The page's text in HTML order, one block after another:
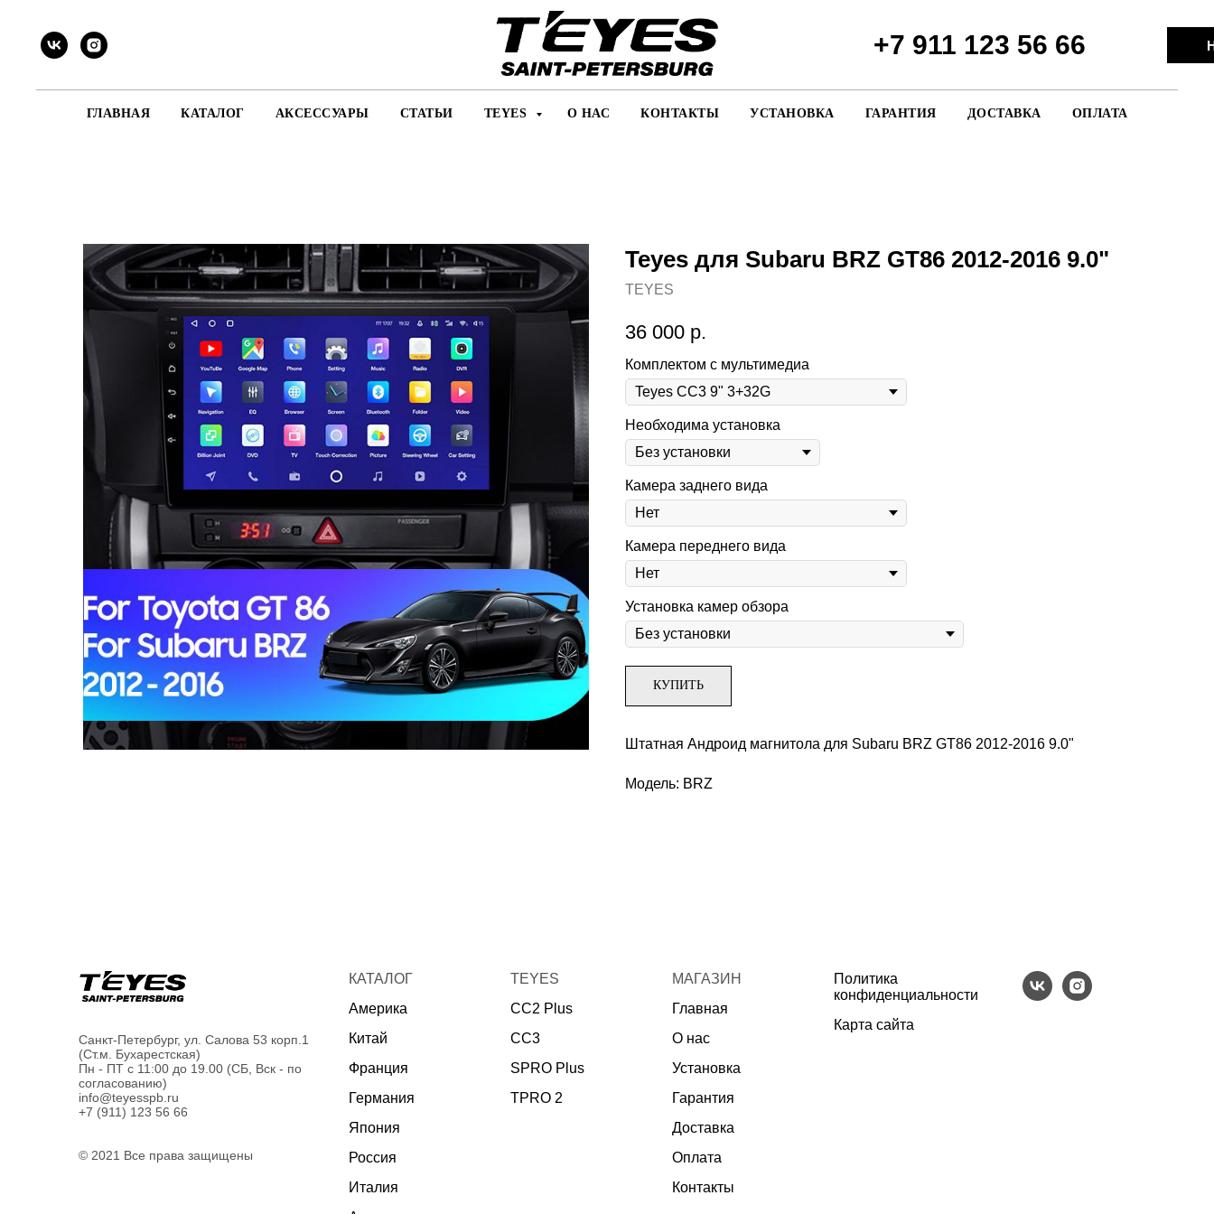
+7 911 123 56 66
ГЛАВНАЯ КАТАЛОГ АКСЕССУАРЫ СТАТЬИ TEYES О НАС КОНТАКТЫ УСТАНОВКА ГАРАНТИЯ ДОСТАВКА ОПЛАТА
Teyes для Subaru BRZ GT86 2012-2016 9.0"
TEYES
36 000 р.
Комплектом с мультимедиа
Необходима установка
Камера заднего вида
Камера переднего вида
Установка камер обзора
КУПИТЬ
Штатная Андроид магнитола для Subaru BRZ GT86 2012-2016 9.0"
Модель: BRZ
Санкт-Петербург, ул. Салова 53 корп.1
(Ст.м. Бухарестская)
Пн - ПТ с 11:00 до 19.00 (СБ, Вск - по
согласованию)
info@teyesspb.ru
+7 (911) 123 56 66
© 2021 Все права защищены
КАТАЛОГ
Америка
Китай
Франция
Германия
Япония
Россия
Италия
TEYES
CC2 Plus
CC3
SPRO Plus
TPRO 2
МАГАЗИН
Главная
О нас
Установка
Гарантия
Доставка
Оплата
Контакты
Политика
конфиденциальности
Карта сайта